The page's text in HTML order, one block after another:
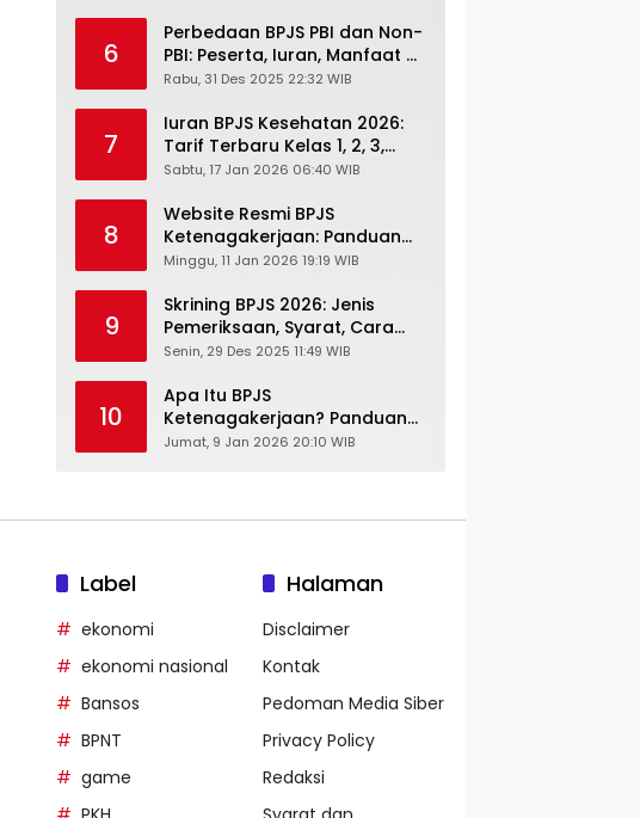
6
Perbedaan BPJS PBI dan Non-
PBI: Peserta, Iuran, Manfaat &
Masa Berlaku Terbaru 2026
Rabu, 31 Des 2025 22:32 WIB
7
Iuran BPJS Kesehatan 2026:
Tarif Terbaru Kelas 1, 2, 3,
Cara Bayar, Denda &
JKN-KIS
Sabtu, 17 Jan 2026 06:40 WIB
8
Website Resmi BPJS
Ketenagakerjaan: Panduan
Lengkap Akses dan Fitur
Minggu, 11 Jan 2026 19:19 WIB
9
Skrining BPJS 2026: Jenis
Pemeriksaan, Syarat, Cara
Daftar & Cek Riwayat
Senin, 29 Des 2025 11:49 WIB
10
Apa Itu BPJS
Ketenagakerjaan? Panduan
Lengkap untuk Pekerja dan
Jumat, 9 Jan 2026 20:10 WIB
Label
ekonomi
ekonomi nasional
Bansos
BPNT
game
Halaman
Disclaimer
Kontak
Pedoman Media Siber
Privacy Policy
Redaksi